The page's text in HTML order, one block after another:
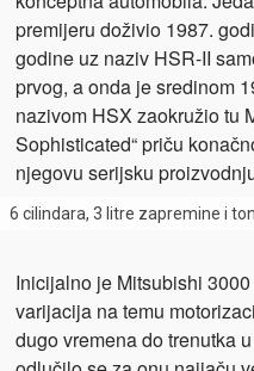
premijeru doživio 1987.
godine uz naziv HSR-II
prvog, a onda je sredinom
nazivom HSX zaokružio tu
Sophisticated“ priču
njegovu serijsku
6 cilindara, 3 litre zapremine i
Inicijalno je Mitsubishi
varijacija na temu
dugo vremena do trenutka